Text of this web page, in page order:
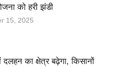
को हरी झंडी
15, 2025
दलहन का क्षेत्र बढ़ेगा, किसानों